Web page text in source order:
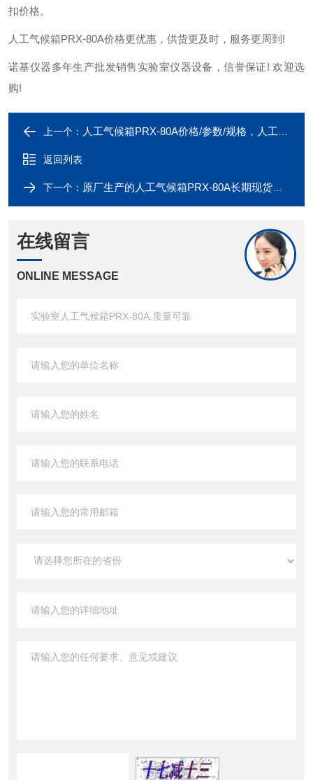
扣价格。
人工气候箱PRX-80A价格更优惠，供货更及时，服务更周到!
诺基仪器多年生产批发销售实验室仪器设备，信誉保证! 欢迎选
购!
上一个： 人工气候箱PRX-80A价格/参数/规格，人工气候箱PRX-80A专业制造厂家
返回列表
下一个： 原厂生产的人工气候箱PRX-80A长期现货供应
在线留言
ONLINE MESSAGE